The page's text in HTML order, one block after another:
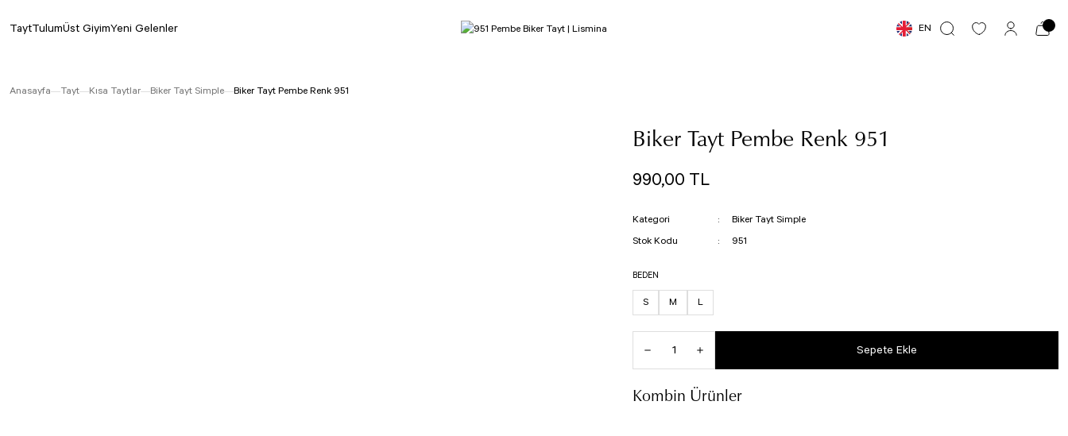
TaytTulumÜst GiyimYeni Gelenler EN
Anasayfa Tayt Kısa Taytlar Biker Tayt Simple Biker Tayt Pembe Renk 951
Biker Tayt Pembe Renk 951
990,00 TL
Kategori
Biker Tayt Simple
Stok Kodu
951
BEDEN
S M L
Sepete Ekle
Kombin Ürünler